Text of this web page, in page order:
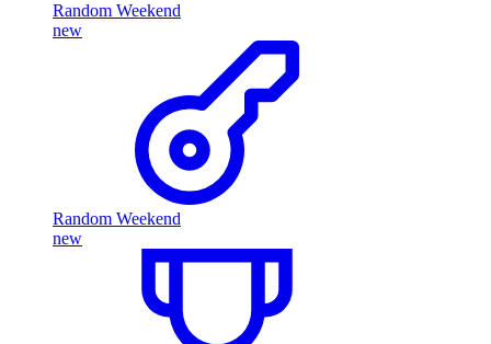
Random Weekend
new
Random Weekend
new